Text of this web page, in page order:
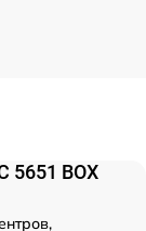
5651 BOX